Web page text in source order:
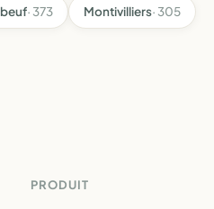
· 373 Montivilliers· 305
PRODUIT